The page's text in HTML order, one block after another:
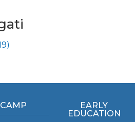
CAMP
EARLY
EDUCATION